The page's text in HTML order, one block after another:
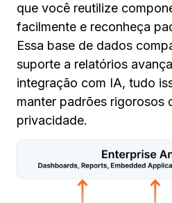
que você reutilize
facilmente e reconheça
Essa base de dados
suporte a relatórios
integração com IA, tudo
manter padrões rigorosos
privacidade.